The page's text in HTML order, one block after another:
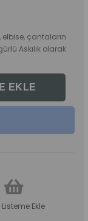
elbise, çantaların
Askılık olarak
Listeme Ekle